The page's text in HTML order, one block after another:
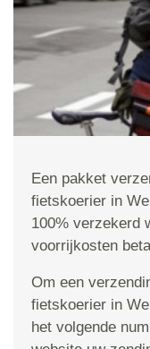
Een pakket
fietskoerier in
100% verzekerd
voorrijkosten
Om een
fietskoerier in
het volgende